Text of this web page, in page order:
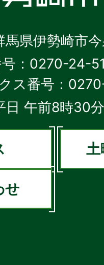
県伊勢崎市
：0270-24-
ス番号：
日 午前8時30
土
せ